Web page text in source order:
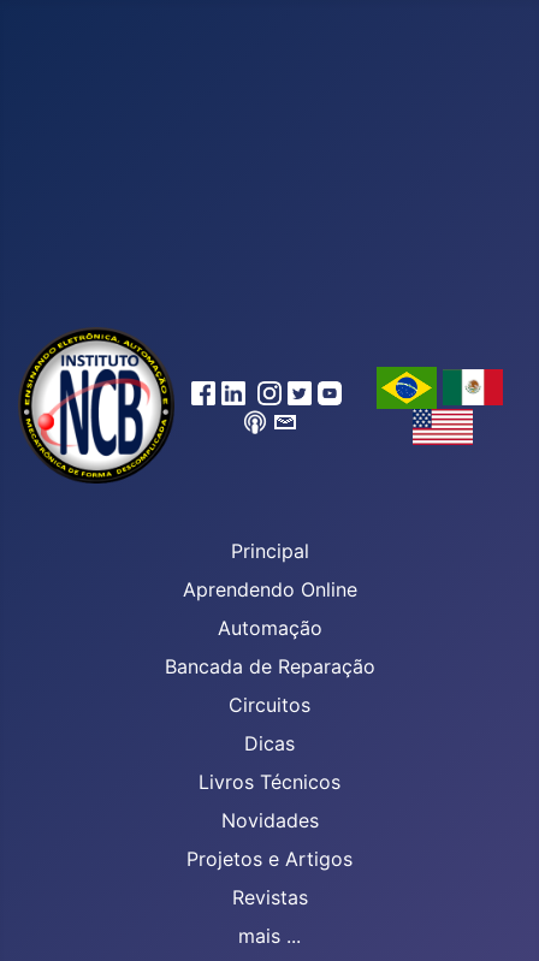
Principal
Aprendendo Online
Automação
Bancada de Reparação
Circuitos
Dicas
Livros Técnicos
Novidades
Projetos e Artigos
Revistas
mais ...